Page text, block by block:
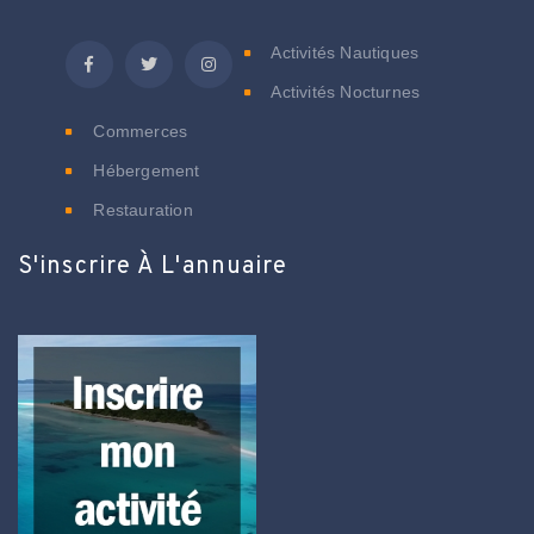
Activités Nautiques
Activités Nocturnes
Commerces
Hébergement
Restauration
S'inscrire À L'annuaire